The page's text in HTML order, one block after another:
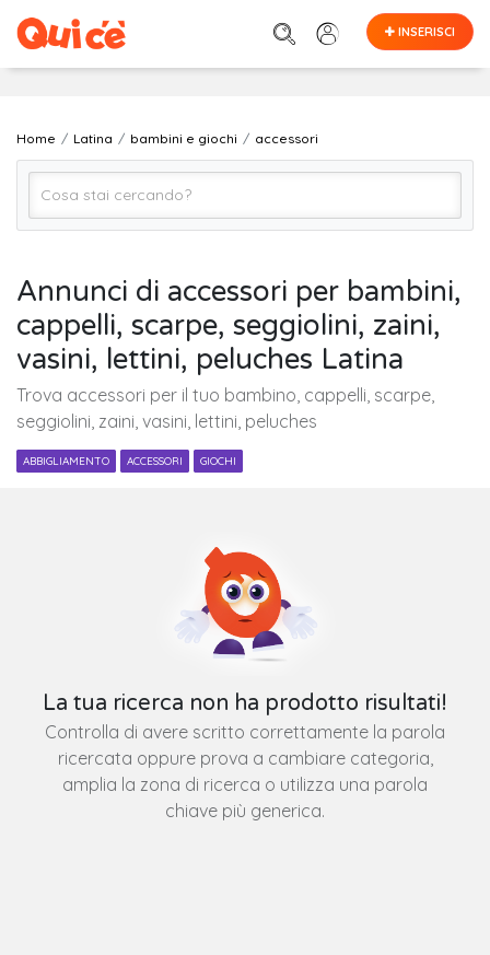
INSERISCI
Home Latina bambini e giochi accessori
Latina
Cerca
Annunci di accessori per bambini,
cappelli, scarpe, seggiolini, zaini,
vasini, lettini, peluches Latina
Trova accessori per il tuo bambino, cappelli, scarpe,
seggiolini, zaini, vasini, lettini, peluches
ABBIGLIAMENTO ACCESSORI GIOCHI
La tua ricerca non ha prodotto risultati!
Controlla di avere scritto correttamente la parola
ricercata oppure prova a cambiare categoria,
amplia la zona di ricerca o utilizza una parola
chiave più generica.